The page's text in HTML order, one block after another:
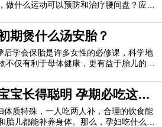
做什么运动可以预防和治疗腰间盘？应该
故、工伤事故等使脊柱受到损伤。一般人
以后，脊椎就开始退化，椎间盘通常不再
面的胶状物质会变干，脊椎外围变得
期煲什么汤安胎？
后学会保胎是许多女性的必修课，科学地
不仅有利于母体健康，更有益于胎儿的发
鲈鱼1条，冬瓜200克，茯苓25克，红枣
颗，枸杞15克，姜3片、盐适量。做法：
用棉布袋包起，一起放入锅中备用；鲈鱼
宝长得聪明 孕期必吃这
体质特殊，一人吃两人补，合理的饮食能
胎儿都能补养身体。那么，孕妇吃什么能